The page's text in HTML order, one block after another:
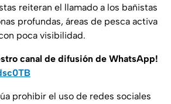
reiteran el llamado a los bañistas
profundas, áreas de pesca activa
poca visibilidad.
canal de difusión de WhatsApp!
prohibir el uso de redes sociales